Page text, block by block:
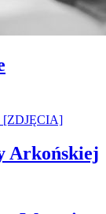
Arkońskiej